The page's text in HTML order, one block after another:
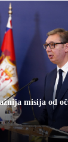
misija od